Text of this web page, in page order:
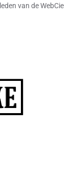
van de WebCie